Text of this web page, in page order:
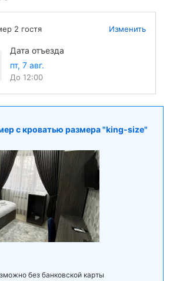
2 гостя Изменить
Дата отъезда
До 12:00
с кроватью размера "king-size"
без банковской карты